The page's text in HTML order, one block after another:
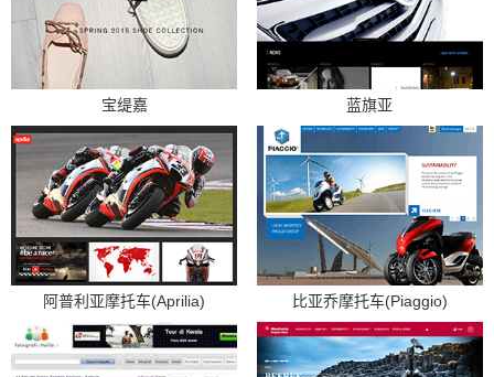
宝缇嘉 蓝旗亚
阿普利亚摩托车(Aprilia) 比亚乔摩托车(Piaggio)